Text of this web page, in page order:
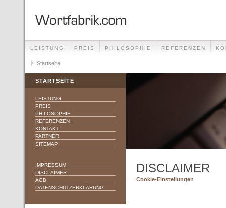
LEISTUNG PREIS PHILOSOPHIE REFERENZEN
Startseite
STARTSEITE
LEISTUNG
PREIS
PHILOSOPHIE
REFERENZEN
KONTAKT
PARTNER
SITEMAP
IMPRESSUM
DISCLAIMER
AGB
DATENSCHUTZERKLÄRUNG
DISCLAIMER
Cookie-Einstellungen